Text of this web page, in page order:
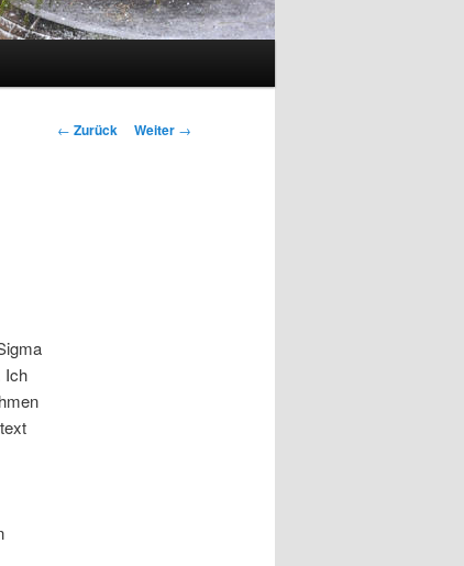
Beitrags-
← Zurück Weiter →
Ich